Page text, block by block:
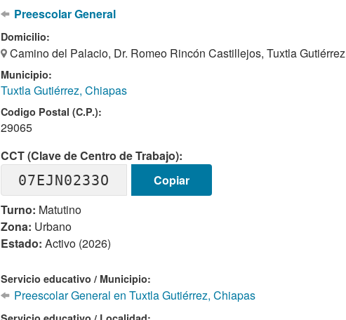
Preescolar General
Domicilio:
Camino del Palacio, Dr. Romeo Rincón Castillejos, Tuxtla Gutiérrez
Municipio:
Tuxtla Gutiérrez, Chiapas
Codigo Postal (C.P.):
29065
CCT (Clave de Centro de Trabajo):
07EJN0233O
Copiar
Turno: Matutino
Zona: Urbano
Estado: Activo (2026)
Servicio educativo / Municipio:
Preescolar General en Tuxtla Gutiérrez, Chiapas